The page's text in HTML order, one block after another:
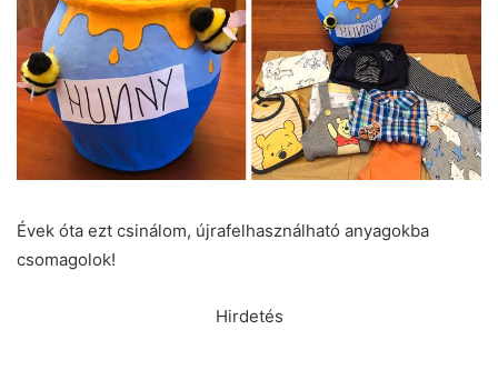
Évek óta ezt csinálom, újrafelhasználható anyagokba
csomagolok!
Hirdetés